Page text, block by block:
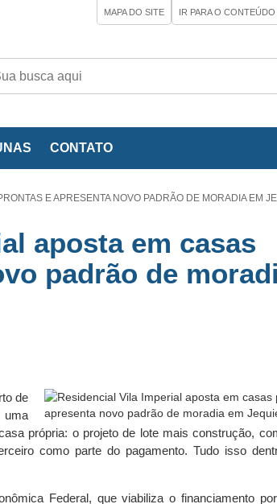
MAPA DO SITE IR PARA O CONTEÚDO
CONTATO
E APRESENTA NOVO PADRÃO DE MORADIA EM
aposta em casas
padrão de
de
própria: o projeto de lote mais construção,
como parte do pagamento. Tudo isso
Federal, que viabiliza o financiamento